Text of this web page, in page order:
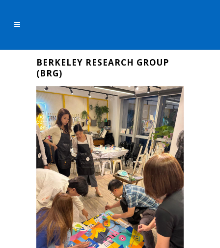
BERKELEY RESEARCH GROUP
(BRG)